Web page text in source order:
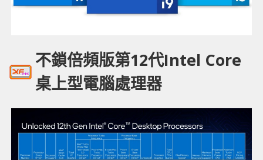
不鎖倍頻版第12代Intel Core
桌上型電腦處理器